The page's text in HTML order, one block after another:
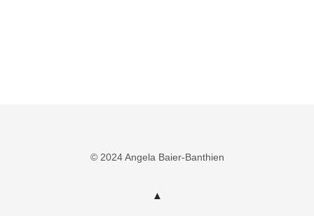
© 2024 Angela Baier-Banthien